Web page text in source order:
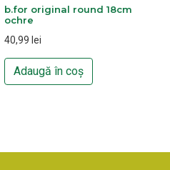
b.for original round 18cm
ochre
40,99 lei
Adaugă în coș